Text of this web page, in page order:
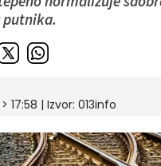
putnika.
17:58 | Izvor: 013info